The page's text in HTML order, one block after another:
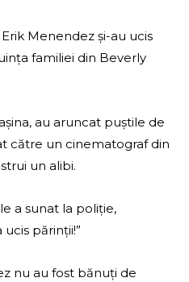
Menendez și-au ucis
familiei din Beverly
au aruncat puștile de
către un cinematograf din
un alibi.
a sunat la poliție,
părinții!”
nu au fost bănuți de